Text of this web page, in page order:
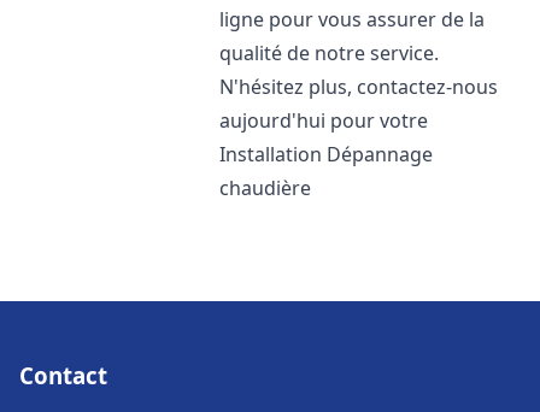
ligne pour vous assurer de la
qualité de notre service.
N'hésitez plus, contactez-nous
aujourd'hui pour votre
Installation Dépannage
chaudière
Contact